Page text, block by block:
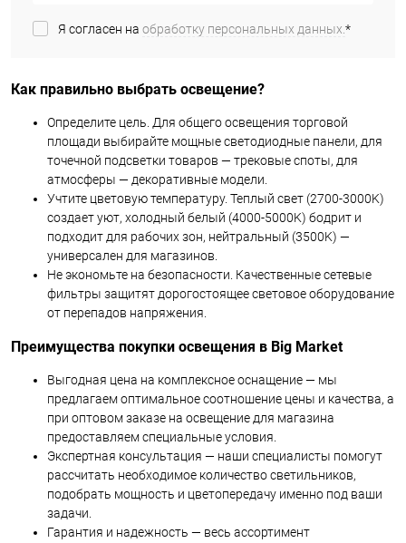
Я согласен на обработку персональных данных.*
Как правильно выбрать освещение?
Определите цель. Для общего освещения торговой
площади выбирайте мощные светодиодные панели, для
точечной подсветки товаров — трековые споты, для
атмосферы — декоративные модели.
Учтите цветовую температуру. Теплый свет (2700-3000K)
создает уют, холодный белый (4000-5000K) бодрит и
подходит для рабочих зон, нейтральный (3500K) —
универсален для магазинов.
Не экономьте на безопасности. Качественные сетевые
фильтры защитят дорогостоящее световое оборудование
от перепадов напряжения.
Преимущества покупки освещения в Big Market
Выгодная цена на комплексное оснащение — мы
предлагаем оптимальное соотношение цены и качества, а
при оптовом заказе на освещение для магазина
предоставляем специальные условия.
Экспертная консультация — наши специалисты помогут
рассчитать необходимое количество светильников,
подобрать мощность и цветопередачу именно под ваши
задачи.
Гарантия и надежность — весь ассортимент